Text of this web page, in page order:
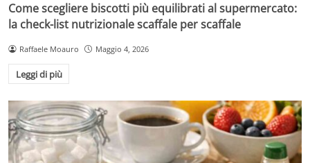
Come scegliere biscotti più equilibrati al supermercato:
la check-list nutrizionale scaffale per scaffale
Raffaele Moauro Maggio 4, 2026
Leggi di più